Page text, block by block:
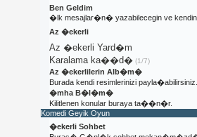
Ben Geldim
�lk mesajlar�n� yazabilecegin ve
Az �ekerli
Az �ekerli Yard�m
Karalama ka��d�(1/7)
Az �ekerlilerin Alb�m�
Burada kendi resimlerinizi payla�abilirsiniz.
�mha B�l�m�
Kilitlenen konular buraya ta��n�r.
Komedi Geyik Oyun
�ekerli Sohbet